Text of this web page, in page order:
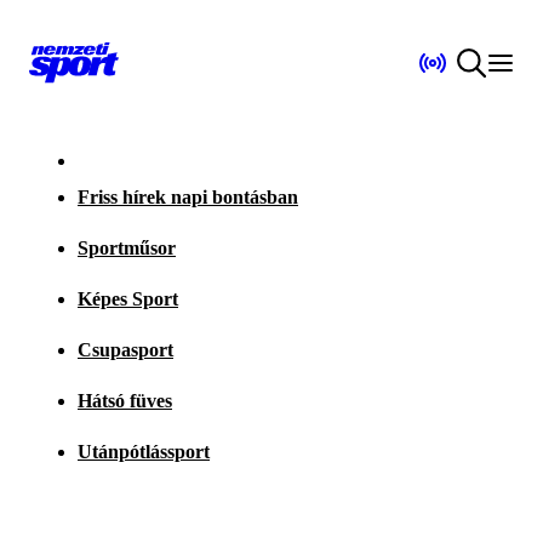
Friss hírek napi bontásban
Sportműsor
Képes Sport
Csupasport
Hátsó füves
Utánpótlássport